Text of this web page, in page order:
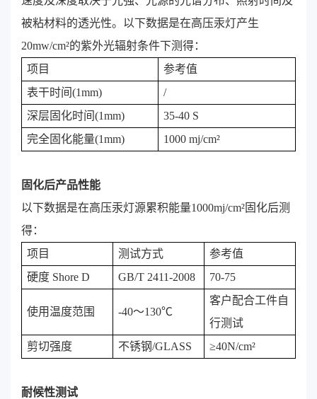
被粘材料的透光性。以下数据是在高压汞灯产生
20mw/cm²的紫外光辐射条件下测得：
项目
参考值
表干时间(1mm)
/
深层固化时间(1mm)
35-40 S
完全固化能量(1mm)
1000 mj/cm²
固化后产品性能
以下数据是在高压汞灯源累积能量1000mj/cm²固化后测
得：
项目
测试方式
参考值
硬度 Shore D
GB/T 2411-2008 70-75
使用温度范围 -40～130℃
客户配合工件自
行测试
剪切强度
不锈钢/GLASS ≥40N/cm²
耐候性测试